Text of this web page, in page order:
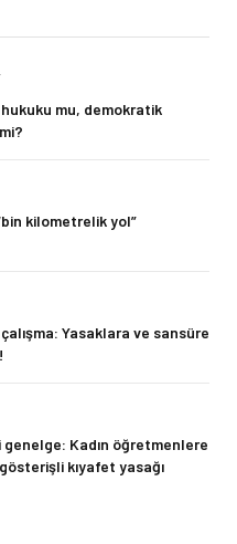
hukuku mu, demokratik
kilometrelik yol”
çalışma: Yasaklara ve sansüre
Kadın öğretmenlere
kıyafet yasağı